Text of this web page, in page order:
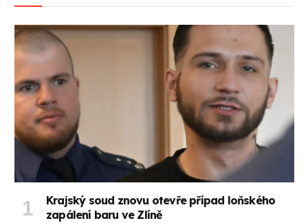
Krajský soud znovu otevře případ loňského
zapálení baru ve Zlíně